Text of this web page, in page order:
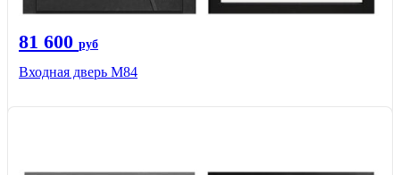
81 600 руб
Входная дверь M84